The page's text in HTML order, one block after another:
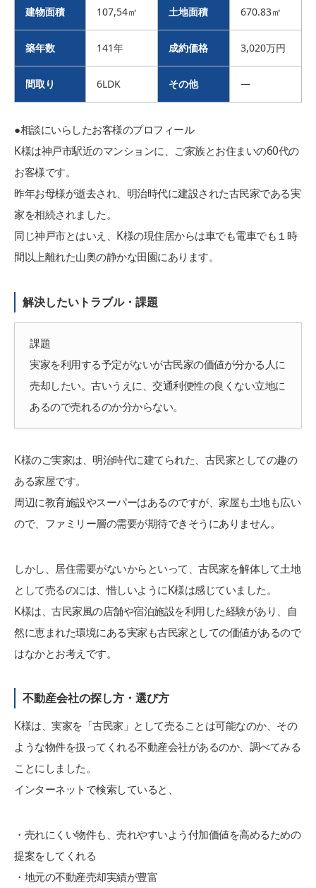
建物面積 107,54㎡ 土地面積 670.83㎡
築年数 141年 成約価格 3,020万円
間取り 6LDK その他 ―
●相談にいらしたお客様のプロフィール
K様は神戸市駅近のマンションに、ご家族とお住まいの60代の
お客様です。
昨年お母様が逝去され、明治時代に建設された古民家である実
家を相続されました。
同じ神戸市とはいえ、K様の現住居からは車でも電車でも１時
間以上離れた山奥の静かな田園にあります。
解決したいトラブル・課題
課題
実家を利用する予定がないが古民家の価値が分かる人に
売却したい。古いうえに、交通利便性の良くない立地に
あるので売れるのか分からない。
K様のご実家は、明治時代に建てられた、古民家としての趣の
ある家屋です。
周辺に教育施設やスーパーはあるのですが、家屋も土地も広い
ので、ファミリー層の需要が期待できそうにありません。
しかし、居住需要がないからといって、古民家を解体して土地
として売るのには、惜しいようにK様は感じていました。
K様は、古民家風の店舗や宿泊施設を利用した経験があり、自
然に恵まれた環境にある実家も古民家としての価値があるので
はなかとお考えです。
不動産会社の探し方・選び方
K様は、実家を「古民家」として売ることは可能なのか、その
ような物件を扱ってくれる不動産会社があるのか、調べてみる
ことにしました。
インターネットで検索していると、
・売れにくい物件も、売れやすいよう付加価値を高めるための
提案をしてくれる
・地元の不動産売却実績が豊富